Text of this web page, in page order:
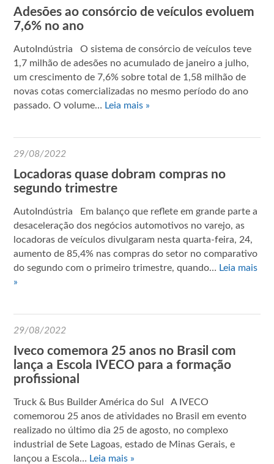
Adesões ao consórcio de veículos evoluem
7,6% no ano
AutoIndústria O sistema de consórcio de veículos teve
1,7 milhão de adesões no acumulado de janeiro a julho,
um crescimento de 7,6% sobre total de 1,58 milhão de
novas cotas comercializadas no mesmo período do ano
passado. O volume… Leia mais »
29/08/2022
Locadoras quase dobram compras no
segundo trimestre
AutoIndústria Em balanço que reflete em grande parte a
desaceleração dos negócios automotivos no varejo, as
locadoras de veículos divulgaram nesta quarta-feira, 24,
aumento de 85,4% nas compras do setor no comparativo
do segundo com o primeiro trimestre, quando… Leia mais
»
29/08/2022
Iveco comemora 25 anos no Brasil com
lança a Escola IVECO para a formação
profissional
Truck & Bus Builder América do Sul A IVECO
comemorou 25 anos de atividades no Brasil em evento
realizado no último dia 25 de agosto, no complexo
industrial de Sete Lagoas, estado de Minas Gerais, e
lançou a Escola… Leia mais »